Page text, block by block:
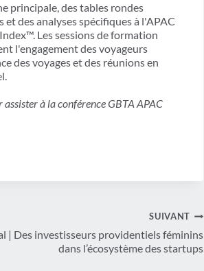
principale, des tables rondes
des analyses spécifiques à l'APAC
Les sessions de formation
l'engagement des voyageurs
des voyages et des réunions en
à la conférence GBTA APAC
SUIVANT
| Des investisseurs providentiels féminins
dans l’écosystème des startups